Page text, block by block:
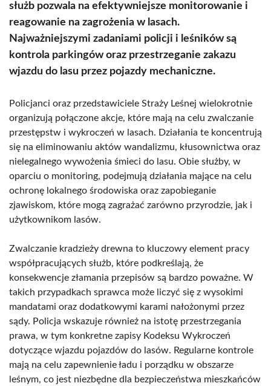
służb pozwala na efektywniejsze monitorowanie i
reagowanie na zagrożenia w lasach.
Najważniejszymi zadaniami policji i leśników są
kontrola parkingów oraz przestrzeganie zakazu
wjazdu do lasu przez pojazdy mechaniczne.
Policjanci oraz przedstawiciele Straży Leśnej wielokrotnie
organizują połączone akcje, które mają na celu zwalczanie
przestępstw i wykroczeń w lasach. Działania te koncentrują
się na eliminowaniu aktów wandalizmu, kłusownictwa oraz
nielegalnego wywożenia śmieci do lasu. Obie służby, w
oparciu o monitoring, podejmują działania mające na celu
ochronę lokalnego środowiska oraz zapobieganie
zjawiskom, które mogą zagrażać zarówno przyrodzie, jak i
użytkownikom lasów.
Zwalczanie kradzieży drewna to kluczowy element pracy
współpracujących służb, które podkreślają, że
konsekwencje złamania przepisów są bardzo poważne. W
takich przypadkach sprawca może liczyć się z wysokimi
mandatami oraz dodatkowymi karami nałożonymi przez
sądy. Policja wskazuje również na istotę przestrzegania
prawa, w tym konkretne zapisy Kodeksu Wykroczeń
dotyczące wjazdu pojazdów do lasów. Regularne kontrole
mają na celu zapewnienie ładu i porządku w obszarze
leśnym, co jest niezbędne dla bezpieczeństwa mieszkańców